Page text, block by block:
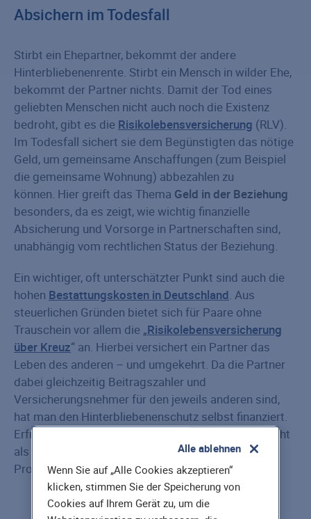
Absichern im Todesfall
Stirbt ein Ehepartner, bekommt der andere
Hinterbliebenenrente. Stirbt ein Mensch in wilder Ehe,
bekommt der Partner nichts. Damit der Tod eines
geliebten Menschen nicht auch noch die Existenz
bedroht, gibt es die Risikolebensversicherung (RLV).
Im Todesfall sichert sie dem Begünstigten das nötige
Geld, um gemeinsame Anschaffungen (zum Beispiel
die gemeinsame Wohnung) abbezahlen zu
können. Hier greift das Thema Geld in der Beziehung
besonders, da es zeigt, wie wichtig finanzielle
Absicherung und Vorsorge in Partnerschaften sind,
unabhängig vom rechtlichen Status der Beziehung.
Ein wichtiger, oft unterschätzter Punkt sind auch die
hohen Bestattungskosten in Deutschland. Aus
steuerlichen Gründen bietet sich für Paare ohne
Trauschein vor allem die „Risikolebensversicherung
über Kreuz“ an. Hierbei versichert ein Partner das
Leben des anderen – und umgekehrt. Da die Partner
dabei gleichzeitig Beitragszahler und
Versicherungsnehmer für den jeweils anderen sind,
hat man den Hinterbliebenenschutz selbst finanziert.
Erfreuliche Folge: Die Versicherungssumme gilt nicht
als steuerpflichtiges Erbe, sondern fließt zu 100
Prozent netto.
Wenn Sie auf „Alle Cookies akzeptieren“
klicken, stimmen Sie der Speicherung von
Cookies auf Ihrem Gerät zu, um die
Alle ablehnen